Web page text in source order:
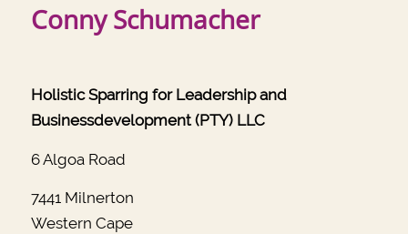
Conny Schumacher
Holistic Sparring for Leadership and
Businessdevelopment (PTY) LLC
6 Algoa Road
7441 Milnerton
Western Cape